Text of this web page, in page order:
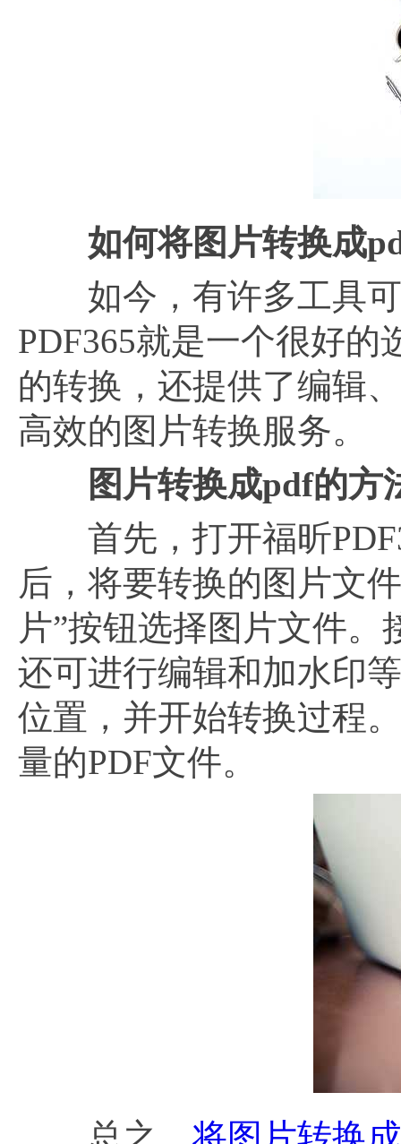
如何将图片转换成
如今，有许多工具可
PDF365就是一个很好的
的转换，还提供了编辑
高效的图片转换服务。
图片转换成pdf的方
首先，打开福昕
后，将要转换的图片文
片”按钮选择图片文件
还可进行编辑和加水印
位置，并开始转换过程
量的PDF文件。